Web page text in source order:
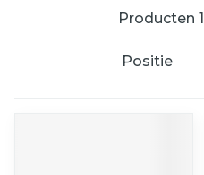
Producten 1
Sorteer op: